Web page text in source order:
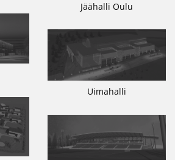
Jäähalli Oulu
Uimahalli